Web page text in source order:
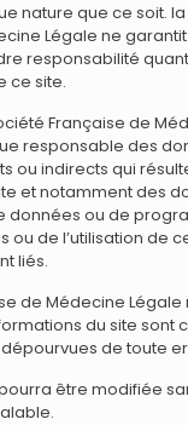
nature que ce soit.
Légale ne
responsabilité quant
ce site.
Française de
responsable des
ou indirects qui
et notamment des
données ou de
ou de l’utilisation de
liés.
de Médecine Légale
du site sont
de toute
être modifiée